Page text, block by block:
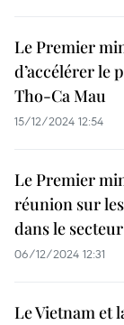
Le Premier
d’accélérer le
Tho-Ca Mau
15/12/2024 12:54
Le Premier
réunion sur
dans le
06/12/2024 12:31
Le Vietnam et